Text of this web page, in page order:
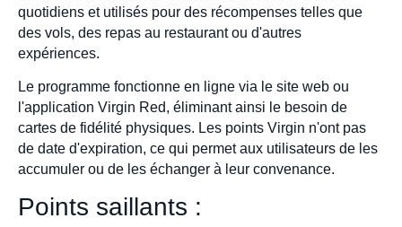
quotidiens et utilisés pour des récompenses telles que
des vols, des repas au restaurant ou d'autres
expériences.
Le programme fonctionne en ligne via le site web ou
l'application Virgin Red, éliminant ainsi le besoin de
cartes de fidélité physiques. Les points Virgin n'ont pas
de date d'expiration, ce qui permet aux utilisateurs de les
accumuler ou de les échanger à leur convenance.
Points saillants :